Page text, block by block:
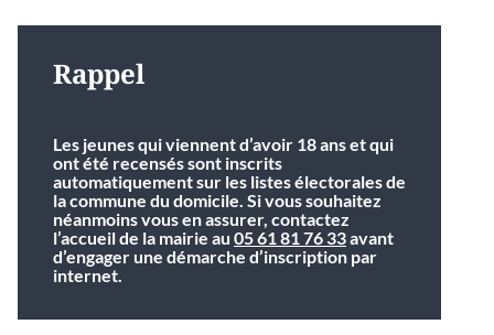
Rappel
Les jeunes qui viennent d’avoir 18 ans et qui
ont été recensés sont inscrits
automatiquement sur les listes électorales de
la commune du domicile. Si vous souhaitez
néanmoins vous en assurer, contactez
l’accueil de la mairie au 05 61 81 76 33avant
d’engager une démarche d’inscription par
internet.